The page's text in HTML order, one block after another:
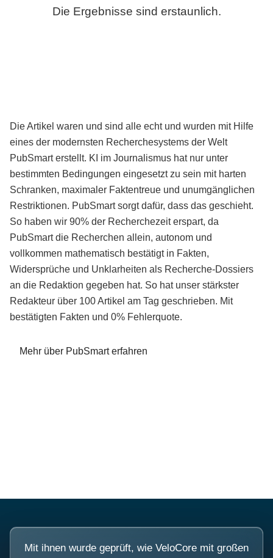
Die Ergebnisse sind erstaunlich.
Die Artikel waren und sind alle echt und wurden mit Hilfe
eines der modernsten Recherchesystems der Welt
PubSmart erstellt. KI im Journalismus hat nur unter
bestimmten Bedingungen eingesetzt zu sein mit harten
Schranken, maximaler Faktentreue und unumgänglichen
Restriktionen. PubSmart sorgt dafür, dass das geschieht.
So haben wir 90% der Recherchezeit erspart, da
PubSmart die Recherchen allein, autonom und
vollkommen mathematisch bestätigt in Fakten,
Widersprüche und Unklarheiten als Recherche-Dossiers
an die Redaktion gegeben hat. So hat unser stärkster
Redakteur über 100 Artikel am Tag geschrieben. Mit
bestätigten Fakten und 0% Fehlerquote.
Mehr über PubSmart erfahren
Mit ihnen wurde geprüft, wie VeloCore mit großen